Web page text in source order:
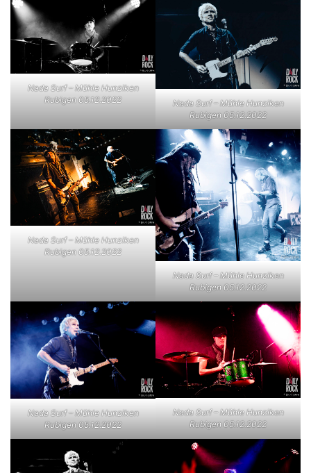
Nada Surf – Mühle Hunziken
Rubigen 05.12.2022
Nada Surf – Mühle Hunziken
Rubigen 05.12.2022
Nada Surf – Mühle Hunziken
Rubigen 05.12.2022
Nada Surf – Mühle Hunziken
Rubigen 05.12.2022
Nada Surf – Mühle Hunziken
Rubigen 05.12.2022
Nada Surf – Mühle Hunziken
Rubigen 05.12.2022